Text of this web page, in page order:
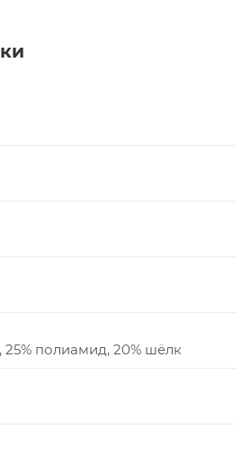
25% полиамид, 20% шёлк